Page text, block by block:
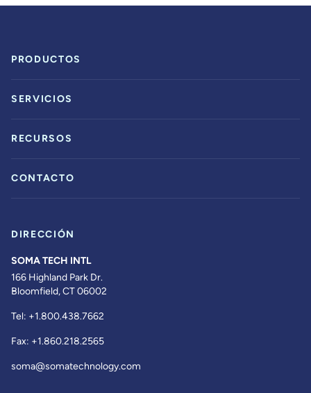
PRODUCTOS
SERVICIOS
RECURSOS
CONTACTO
DIRECCIÓN
SOMA TECH INTL
166 Highland Park Dr.
Bloomfield, CT 06002
Tel: +1.800.438.7662
Fax: +1.860.218.2565
soma@somatechnology.com